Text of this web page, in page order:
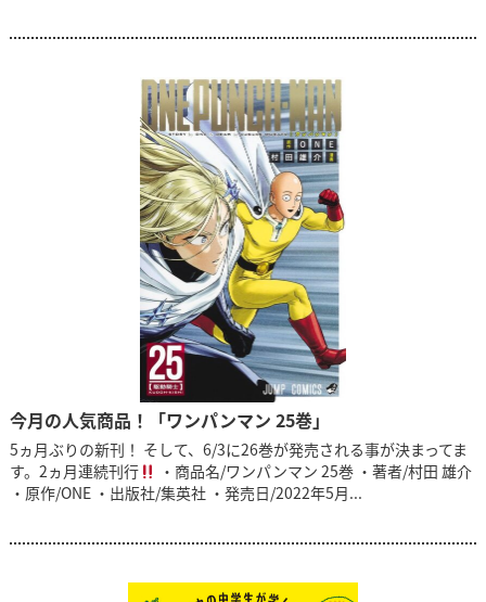
今月の人気商品！「ワンパンマン 25巻」
5ヵ月ぶりの新刊！ そして、6/3に26巻が発売される事が決まってま
す。2ヵ月連続刊行
・商品名/ワンパンマン 25巻 ・著者/村田 雄介
・原作/ONE ・出版社/集英社 ・発売日/2022年5月...